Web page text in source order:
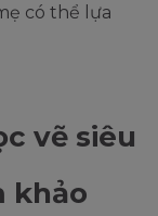
có thể lựa
vẽ siêu
khảo